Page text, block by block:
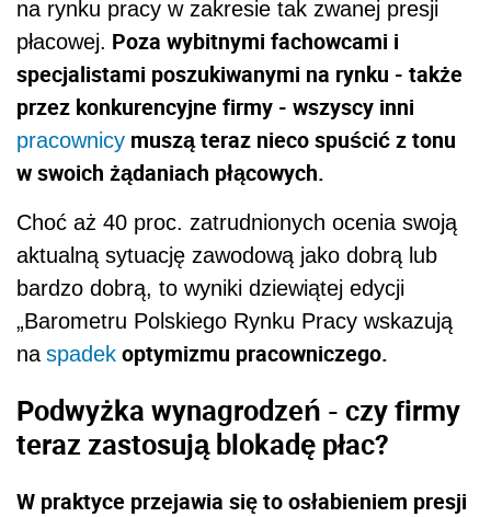
na rynku pracy w zakresie tak zwanej presji
płacowej. Poza wybitnymi fachowcami i
specjalistami poszukiwanymi na rynku - także
przez konkurencyjne firmy - wszyscy inni
pracownicy muszą teraz nieco spuścić z tonu
w swoich żądaniach płącowych.
Choć aż 40 proc. zatrudnionych ocenia swoją
aktualną sytuację zawodową jako dobrą lub
bardzo dobrą, to wyniki dziewiątej edycji
„Barometru Polskiego Rynku Pracy wskazują
na spadek optymizmu pracowniczego.
Podwyżka wynagrodzeń - czy firmy
teraz zastosują blokadę płac?
W praktyce przejawia się to osłabieniem presji